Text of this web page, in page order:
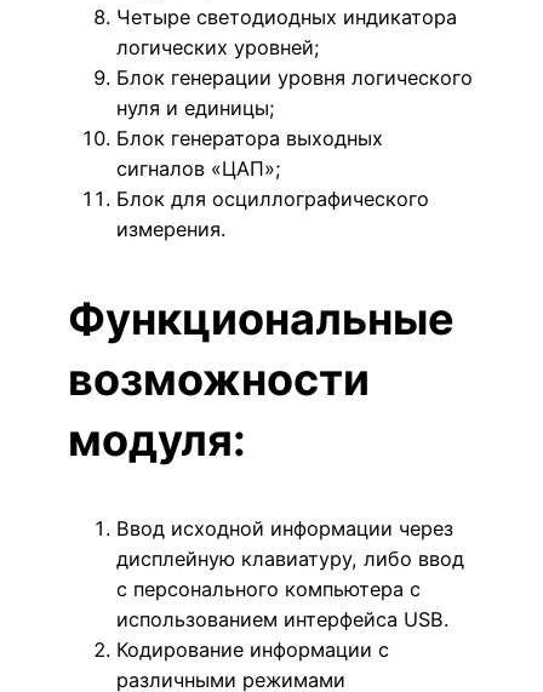
Четыре светодиодных индикатора
логических уровней;
Блок генерации уровня логического
нуля и единицы;
Блок генератора выходных
сигналов «ЦАП»;
Блок для осциллографического
измерения.
Функциональные
возможности
модуля:
Ввод исходной информации через
дисплейную клавиатуру, либо ввод
с персонального компьютера с
использованием интерфейса USB.
Кодирование информации с
различными режимами